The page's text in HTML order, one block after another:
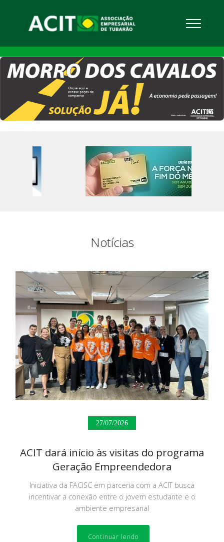
Notícias
27/07/2026
ACIT dará início às visitas do programa
Geração Empreendedora
Iniciativa da FACISC em parceria com a ACIT busca
incentivar a conexão entre o jovem estudante e o
ambiente empresarial
Continuar lendo